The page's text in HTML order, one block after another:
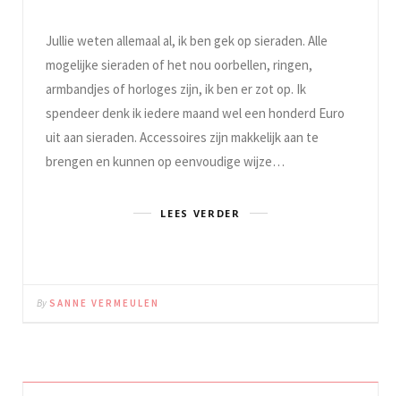
Jullie weten allemaal al, ik ben gek op sieraden. Alle
mogelijke sieraden of het nou oorbellen, ringen,
armbandjes of horloges zijn, ik ben er zot op. Ik
spendeer denk ik iedere maand wel een honderd Euro
uit aan sieraden. Accessoires zijn makkelijk aan te
brengen en kunnen op eenvoudige wijze…
LEES VERDER
By SANNE VERMEULEN